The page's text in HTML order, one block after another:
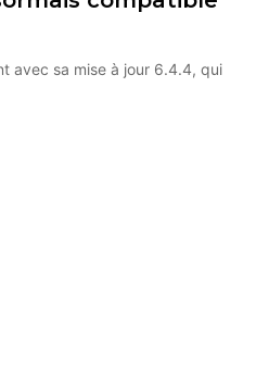
avec sa mise à jour 6.4.4, qui